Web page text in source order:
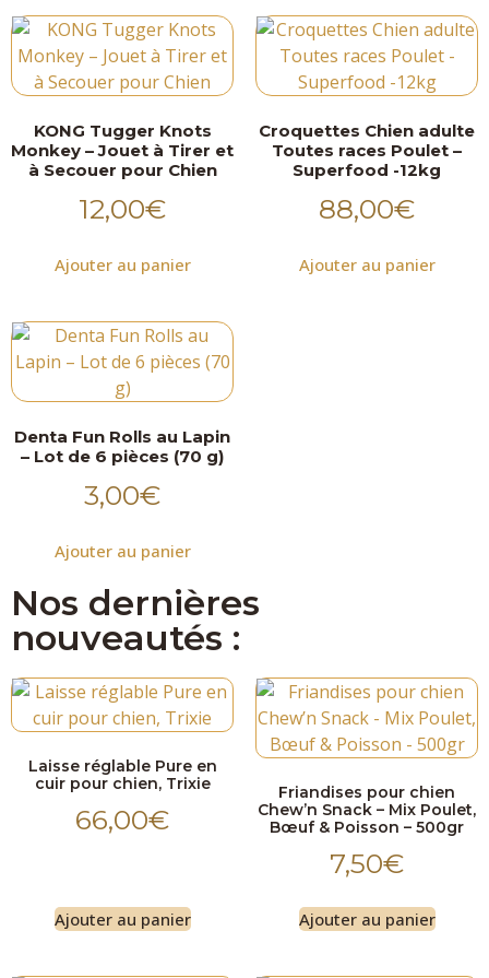
KONG Tugger Knots
Monkey – Jouet à Tirer et
à Secouer pour Chien
12,00€
Ajouter au panier
Croquettes Chien adulte
Toutes races Poulet –
Superfood -12kg
88,00€
Ajouter au panier
Denta Fun Rolls au Lapin
– Lot de 6 pièces (70 g)
3,00€
Ajouter au panier
Nos dernières
nouveautés :
Laisse réglable Pure en
cuir pour chien, Trixie
66,00€
Ajouter au panier
Friandises pour chien
Chew’n Snack – Mix Poulet,
Bœuf & Poisson – 500gr
7,50€
Ajouter au panier